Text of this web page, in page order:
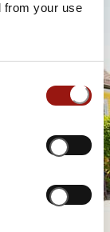
from your use